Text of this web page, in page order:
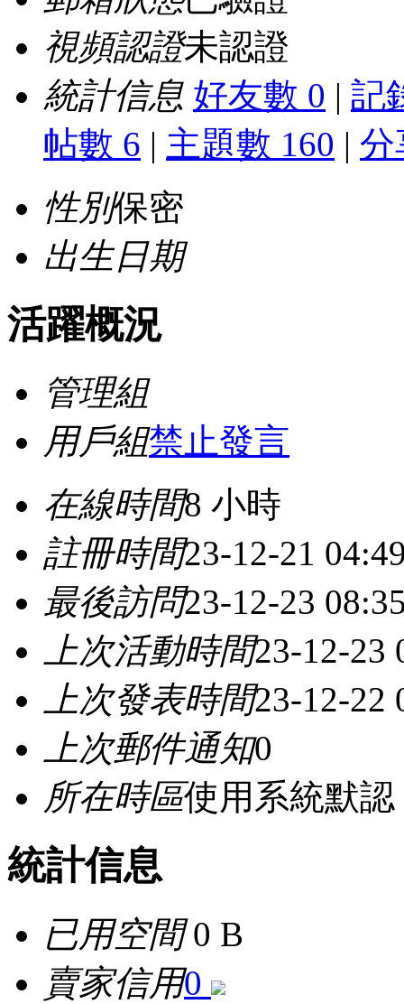
視頻認證未認證
統計信息 好友數 0 | 記
帖數 6 | 主題數 160 | 分
性別保密
出生日期
活躍概況
管理組
用戶組禁止發言
在線時間8 小時
註冊時間23-12-21
最後訪問23-12-23
上次活動時間23-12-23
上次發表時間23-12-22
上次郵件通知0
所在時區使用系統默認
統計信息
已用空間0 B
賣家信用0